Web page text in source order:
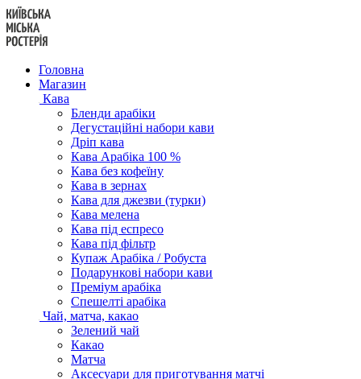
Перейти
до
вмісту
Головна
Магазин
Кава
Бленди арабіки
Дегустаційні набори кави
Дріп кава
Кава Арабіка 100 %
Кава без кофеїну
Кава в зернах
Кава для джезви (турки)
Кава мелена
Кава під еспресо
Кава під фільтр
Купаж Арабіка / Робуста
Подарункові набори кави
Преміум арабіка
Спешелті арабіка
Чай, матча, какао
Зелений чай
Какао
Матча
Аксесуари для приготування матчі